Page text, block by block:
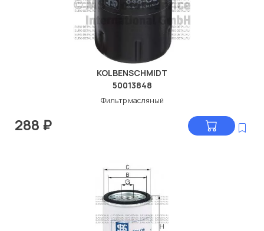
KOLBENSCHMIDT
50013848
Фильтр масляный
288 ₽